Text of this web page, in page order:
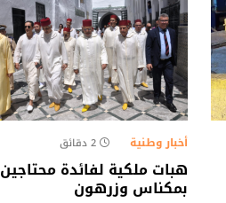
أخبار وطنية 2 دقائق
هبات ملكية لفائدة محتاجين
بمكناس وزرهون